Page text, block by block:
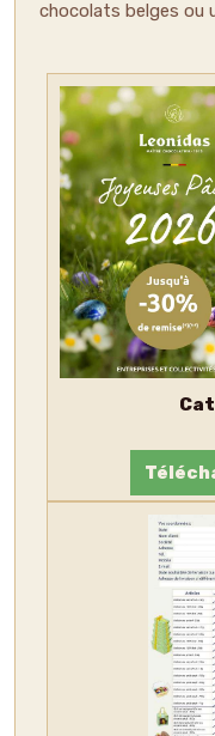
chocolats belges ou